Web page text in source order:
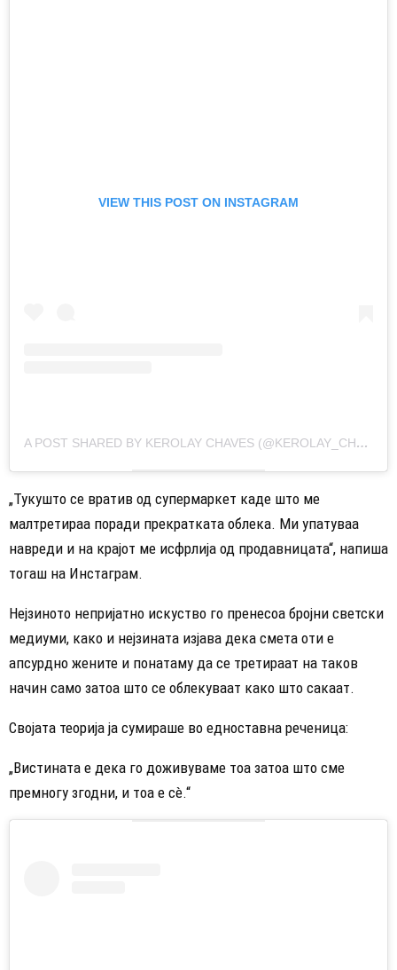
VIEW THIS POST ON INSTAGRAM
A POST SHARED BY KEROLAY CHAVES (@KEROLAY_CHAVES)
„Тукушто се вратив од супермаркет каде што ме
малтретираа поради прекратката облека. Ми упатуваа
навреди и на крајот ме исфрлија од продавницата“, напиша
тогаш на Инстаграм.
Нејзиното непријатно искуство го пренесоа бројни светски
медиуми, како и нејзината изјава дека смета оти е
апсурдно жените и понатаму да се третираат на таков
начин само затоа што се облекуваат како што сакаат.
Својата теорија ја сумираше во едноставна реченица:
„Вистината е дека го доживуваме тоа затоа што сме
премногу згодни, и тоа е сè.“